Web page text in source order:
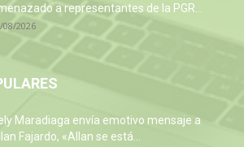
a representantes de la PGR...
08/2026
Maradiaga envía emotivo mensaje a
Fajardo, «Allan se está...